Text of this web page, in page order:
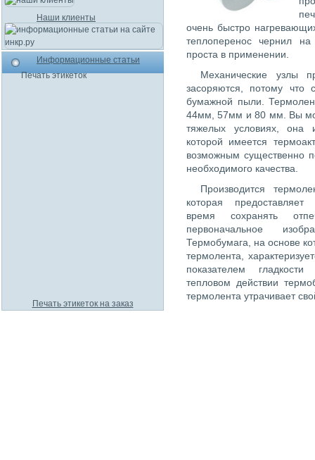
очень быстро
теплоперенос чернил
проста в применении.
Механические узлы
засоряются, потому что
бумажной пыли.
44мм, 57мм и 80 мм. Вы
тяжелых условиях, она
которой имеется
возможным существенно
необходимого качества.
Производится
которая предоставляет
время сохранять
первоначальное
Термобумага, на основе
термолента,
показателем
тепловом действии
термолента утрачивает
Наши клиенты
Информационные статьи
Печать этикеток
Печать этикеток на заказ